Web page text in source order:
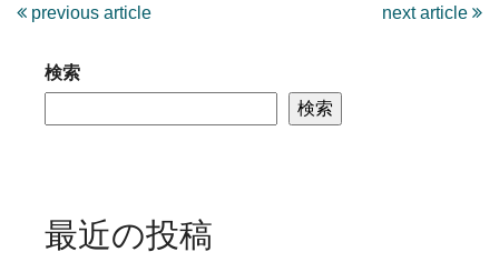
previous article next article
検索
検索
最近の投稿